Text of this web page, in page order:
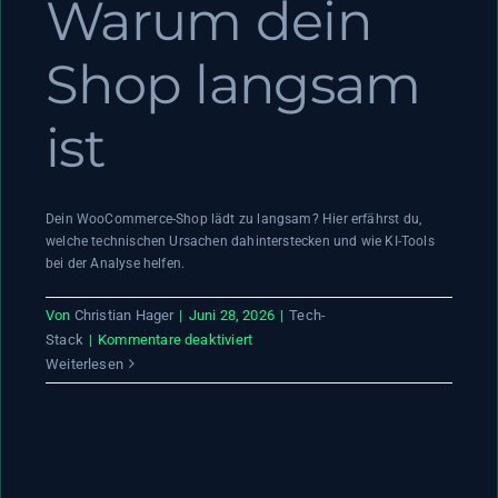
Warum dein
Shop langsam
ist
Dein WooCommerce-Shop lädt zu langsam? Hier erfährst du,
welche technischen Ursachen dahinterstecken und wie KI-Tools
bei der Analyse helfen.
Von Christian Hager | Juni 28, 2026 | Tech-
Stack | Kommentare deaktiviertfür
Ladezeit:
Weiterlesen